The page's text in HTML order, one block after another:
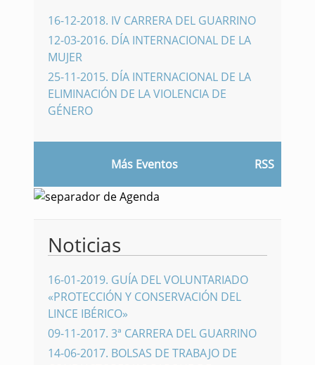
16-12-2018. IV CARRERA DEL GUARRINO
12-03-2016. DÍA INTERNACIONAL DE LA
MUJER
25-11-2015. DÍA INTERNACIONAL DE LA
ELIMINACIÓN DE LA VIOLENCIA DE
GÉNERO
Más Eventos RSS
Noticias
16-01-2019. GUÍA DEL VOLUNTARIADO
«PROTECCIÓN Y CONSERVACIÓN DEL
LINCE IBÉRICO»
09-11-2017. 3ª CARRERA DEL GUARRINO
14-06-2017. BOLSAS DE TRABAJO DE